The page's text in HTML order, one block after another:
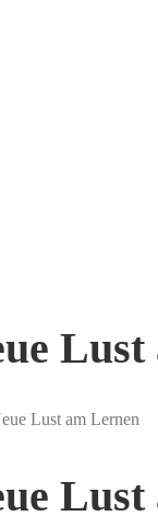
Lust am Lernen